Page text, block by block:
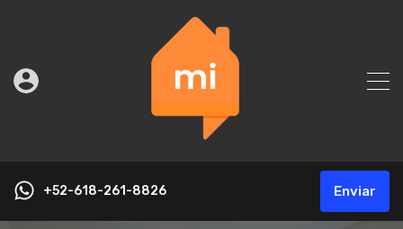
+52-618-261-8826 Enviar